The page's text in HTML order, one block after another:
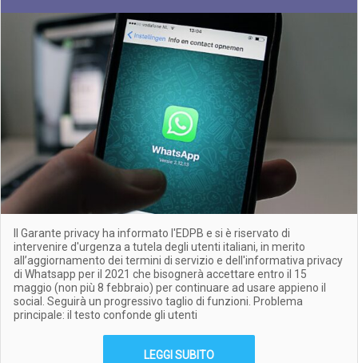
Il Garante privacy ha informato l'EDPB e si è riservato di
intervenire d'urgenza a tutela degli utenti italiani, in merito
all’aggiornamento dei termini di servizio e dell'informativa privacy
di Whatsapp per il 2021 che bisognerà accettare entro il 15
maggio (non più 8 febbraio) per continuare ad usare appieno il
social. Seguirà un progressivo taglio di funzioni. Problema
principale: il testo confonde gli utenti
LEGGI SUBITO